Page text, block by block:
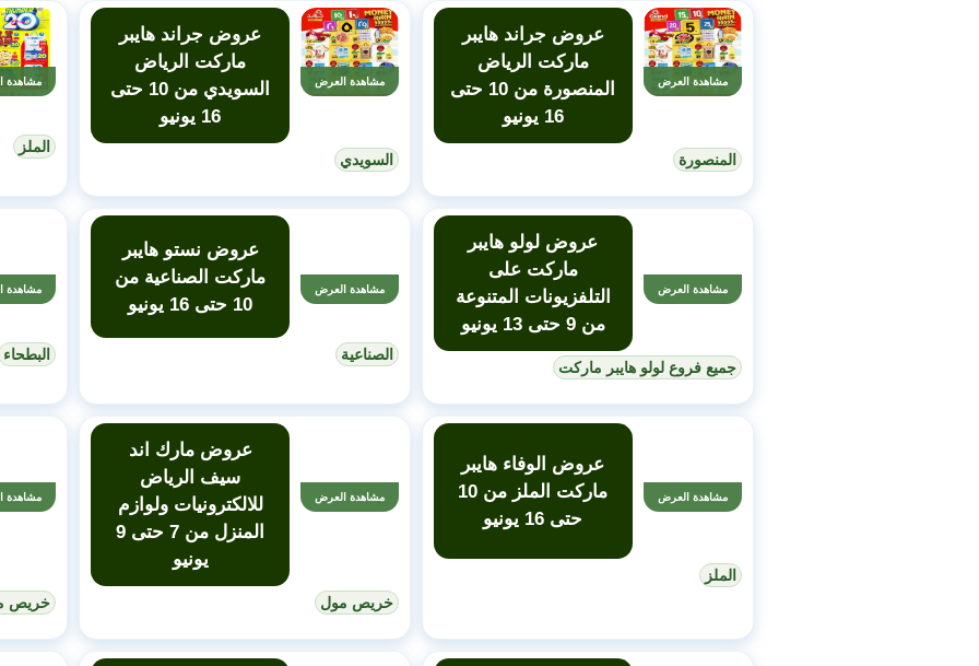
مشاهدة العرض
عروض جراند هايبر
ماركت الرياض
المنصورة من 10 حتى
16 يونيو
المنصورة
مشاهدة العرض
عروض جراند هايبر
ماركت الرياض
السويدي من 10 حتى
16 يونيو
السويدي
مشاهدة
الملز
مشاهدة العرض
عروض لولو هايبر
ماركت على
التلفزيونات المتنوعة
من 9 حتى 13 يونيو
جميع فروع لولو هايبر ماركت
مشاهدة العرض
عروض نستو هايبر
ماركت الصناعية من
10 حتى 16 يونيو
الصناعية
مشاهدة
البطحاء
مشاهدة العرض
عروض الوفاء هايبر
ماركت الملز من 10
حتى 16 يونيو
الملز
مشاهدة العرض
عروض مارك اند
سيف الرياض
للالكترونيات ولوازم
المنزل من 7 حتى 9
يونيو
خريص مول
مشاهدة
خريص